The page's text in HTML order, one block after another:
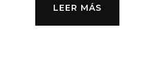
LEER MÁS